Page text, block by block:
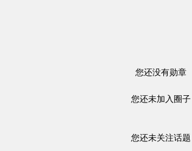
您还没有勋章
您还未加入圈子
您还未关注话题